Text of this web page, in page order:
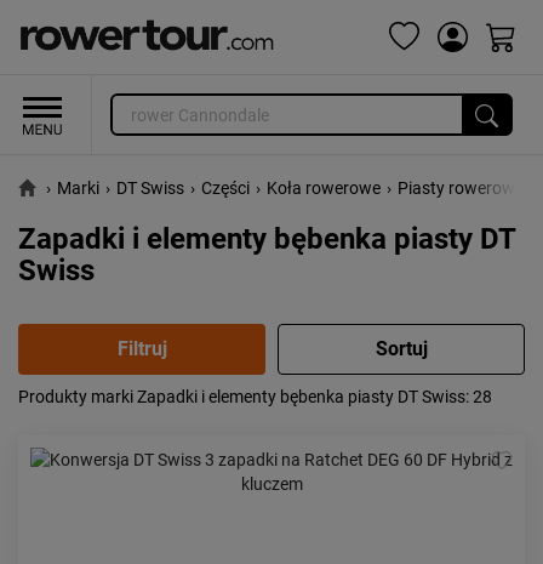
› Marki › DT Swiss › Części › Koła rowerowe › Piasty rowerowe
Zapadki i elementy bębenka piasty DT
Swiss
Popularność:
największa
od najwyższej
Produkty marki Zapadki i elementy bębenka piasty DT Swiss: 28